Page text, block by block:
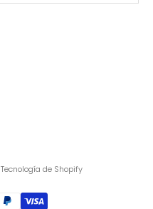
Tecnología de Shopify